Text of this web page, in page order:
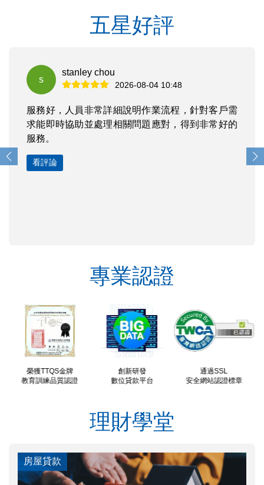
五星好評
s
stanley chou
2026-08-04 10:48
服務好，人員非常詳細說明作業流程，針對客戶需
求能即時協助並處理相關問題應對，得到非常好的
服務。
看評論
專業認證
榮獲TTQS金牌
教育訓練品質認證
創新研發
數位貸款平台
通過SSL
安全網站認證標章
理財學堂
房屋貸款